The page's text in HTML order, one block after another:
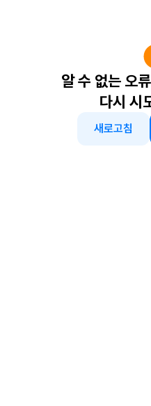
알 수 없는 오
다시 시
새로고침